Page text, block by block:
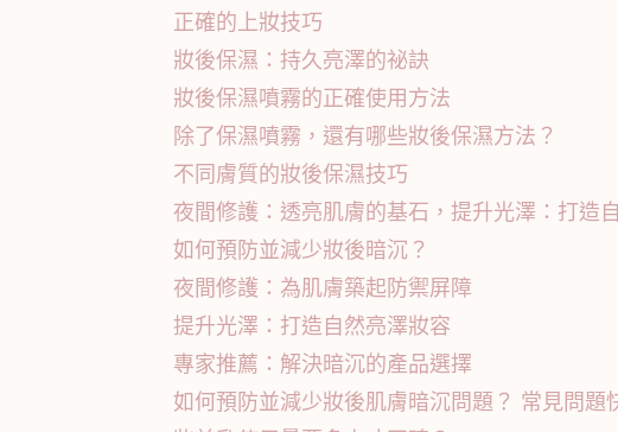
正確的上妝技巧
妝後保濕：持久亮澤的祕訣
妝後保濕噴霧的正確使用方法
除了保濕噴霧，還有哪些妝後保濕方法？
不同膚質的妝後保濕技巧
夜間修護：透亮肌膚的基石，提升光澤：打造
如何預防並減少妝後暗沉？
夜間修護：為肌膚築起防禦屏障
提升光澤：打造自然亮澤妝容
專家推薦：解決暗沉的產品選擇
如何預防並減少妝後肌膚暗沉問題？ 常見問題